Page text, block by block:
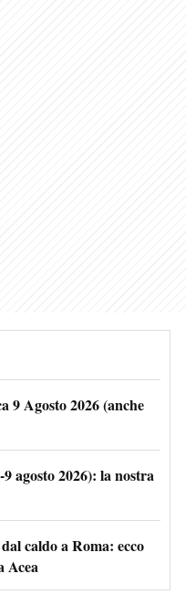
9 Agosto 2026 (anche
agosto 2026): la nostra
caldo a Roma: ecco
Acea